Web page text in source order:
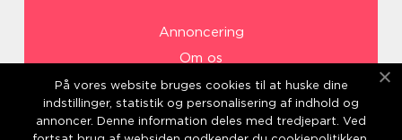
Annoncering
Om os
Cookies
Kontakt os
Sitemap
På vores website bruges cookies til at huske dine
indstillinger, statistik og personalisering af indhold og
annoncer. Denne information deles med tredjepart. Ved